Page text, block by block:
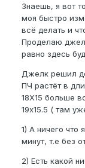
Знаешь, я вот
моя быстро
всё делать и
Проделаю
равно здесь
Джелк решил
ПЧ растёт в
18X15 больше
19x15.5 ( там
1) А ничего
минут, т.е без
2) Есть какой